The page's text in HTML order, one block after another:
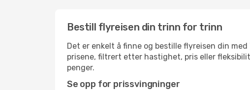
Bestill flyreisen din trinn for trinn
Det er enkelt å finne og bestille flyreisen din
prisene, filtrert etter hastighet, pris eller
penger.
Se opp for prissvingninger